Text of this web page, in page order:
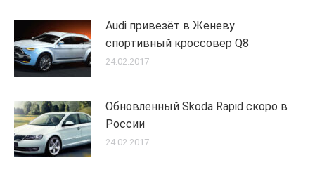
Audi привезёт в Женеву
спортивный кроссовер Q8
24.02.2017
Обновленный Skoda Rapid скоро в
России
24.02.2017